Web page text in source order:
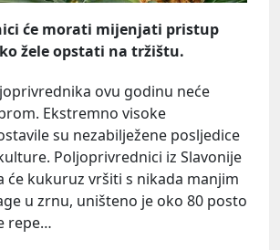
će morati mijenjati pristup
žele opstati na tržištu.
ovu godinu neće
Ekstremno visoke
su nezabilježene posljedice
Poljoprivrednici iz Slavonije
će kukuruz vršiti s nikada manjim
u zrnu, uništeno je oko 80 posto
repe…